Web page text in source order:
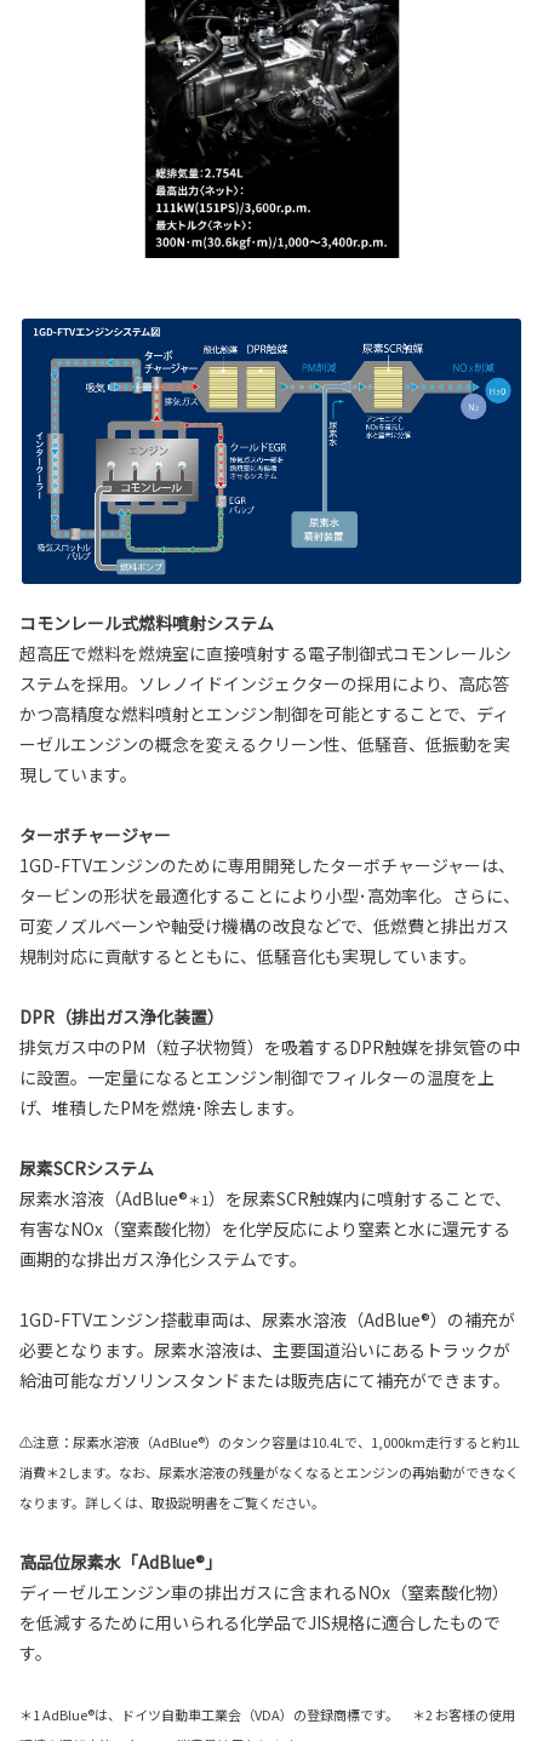
コモンレール式燃料噴射システム
超高圧で燃料を燃焼室に直接噴射する電子制御式コモンレールシ
ステムを採用。ソレノイドインジェクターの採用により、高応答
かつ高精度な燃料噴射とエンジン制御を可能とすることで、ディ
ーゼルエンジンの概念を変えるクリーン性、低騒音、低振動を実
現しています。
ターボチャージャー
1GD-FTVエンジンのために専用開発したターボチャージャーは、
タービンの形状を最適化することにより小型･高効率化。さらに、
可変ノズルベーンや軸受け機構の改良などで、低燃費と排出ガス
規制対応に貢献するとともに、低騒音化も実現しています。
DPR（排出ガス浄化装置）
排気ガス中のPM（粒子状物質）を吸着するDPR触媒を排気管の中
に設置。一定量になるとエンジン制御でフィルターの温度を上
げ、堆積したPMを燃焼･除去します。
尿素SCRシステム
尿素水溶液（AdBlue®＊1）を尿素SCR触媒内に噴射することで、
有害なNOx（窒素酸化物）を化学反応により窒素と水に還元する
画期的な排出ガス浄化システムです。
1GD-FTVエンジン搭載車両は、尿素水溶液（AdBlue®）の補充が
必要となります。尿素水溶液は、主要国道沿いにあるトラックが
給油可能なガソリンスタンドまたは販売店にて補充ができます。
⚠注意：尿素水溶液（AdBlue®）のタンク容量は10.4Lで、1,000km走行すると約1L
消費＊2します。なお、尿素水溶液の残量がなくなるとエンジンの再始動ができなく
なります。詳しくは、取扱説明書をご覧ください。
高品位尿素水「AdBlue®」
ディーゼルエンジン車の排出ガスに含まれるNOx（窒素酸化物）
を低減するために用いられる化学品でJIS規格に適合したもので
す。
＊1 AdBlue®は、ドイツ自動車工業会（VDA）の登録商標です。 ＊2 お客様の使用